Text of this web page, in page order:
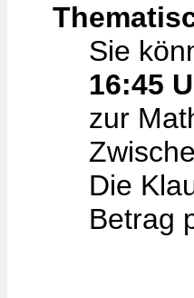
Sie
16:45
zur
Die
Betrag